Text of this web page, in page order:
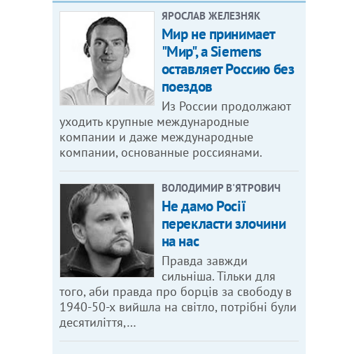
ЯРОСЛАВ ЖЕЛЕЗНЯК
Мир не принимает
"Мир", а Siemens
оставляет Россию без
поездов
Из России продолжают
уходить крупные международные
компании и даже международные
компании, основанные россиянами.
ВОЛОДИМИР В'ЯТРОВИЧ
Не дамо Росії
перекласти злочини
на нас
Правда завжди
сильніша. Тільки для
того, аби правда про борців за свободу в
1940-50-х вийшла на світло, потрібні були
десятиліття,…